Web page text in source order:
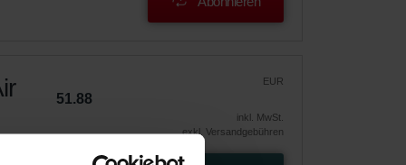
EUR
51.88
inkl. MwSt.
exkl. Versandgebühren